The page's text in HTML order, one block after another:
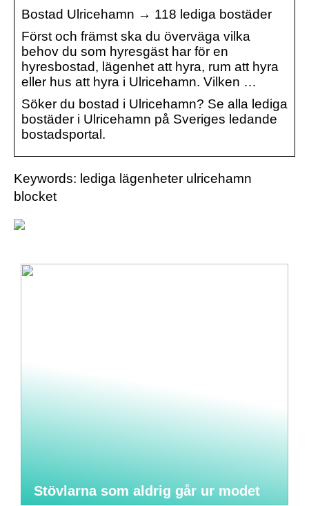
Bostad Ulricehamn → 118 lediga bostäder
Först och främst ska du överväga vilka
behov du som hyresgäst har för en
hyresbostad, lägenhet att hyra, rum att hyra
eller hus att hyra i Ulricehamn. Vilken …
Söker du bostad i Ulricehamn? Se alla lediga
bostäder i Ulricehamn på Sveriges ledande
bostadsportal.
Keywords: lediga lägenheter ulricehamn
blocket
Stövlarna som aldrig går ur modet